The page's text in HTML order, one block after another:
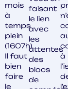
mois
à
temps
plein
(1607h).
Il faut
bien
faire
le
faisant
le lien
avec
les
attentes
des
blocs
de
à